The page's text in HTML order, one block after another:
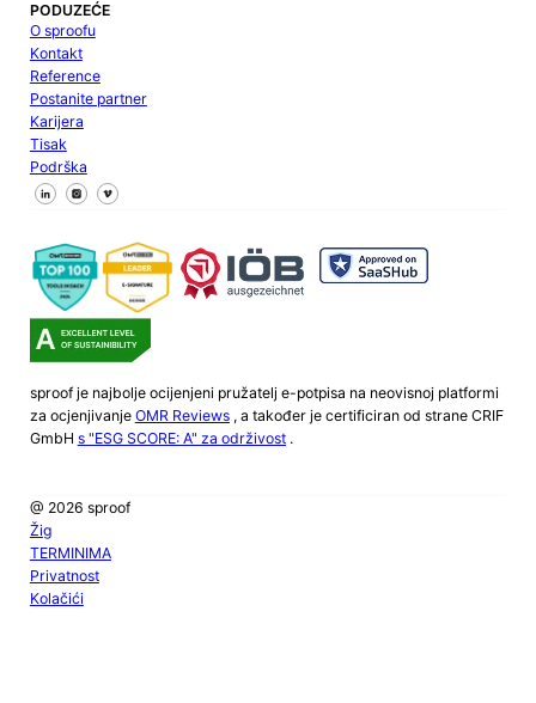
PODUZEĆE
O sproofu
Kontakt
Reference
Postanite partner
Karijera
Tisak
Podrška
Pratite nas na Facebooku
Pratite nas na X
Pratite nas na LinkedInu
sproof je najbolje ocijenjeni pružatelj e-potpisa na neovisnoj platformi
za ocjenjivanje OMR Reviews, a također je certificiran od strane CRIF
GmbH s "ESG SCORE: A" za održivost.
@ 2026 sproof
Žig
TERMINIMA
Privatnost
Kolačići